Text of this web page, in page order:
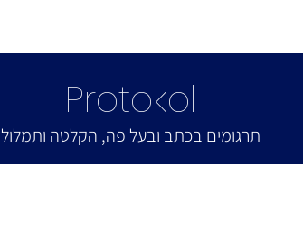
Protokol
תרגומים בכתב ובעל פה, הקלטה ותמלול